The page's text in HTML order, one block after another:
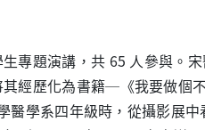
專題演講，共 65 人參與。
經歷化為書籍─《我要做個
醫學系四年級時，從攝影展中